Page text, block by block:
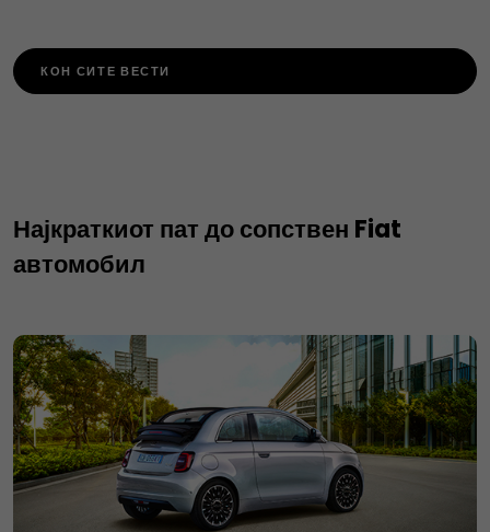
КОН СИТЕ ВЕСТИ
Најкраткиот пат до сопствен Fiat
автомобил